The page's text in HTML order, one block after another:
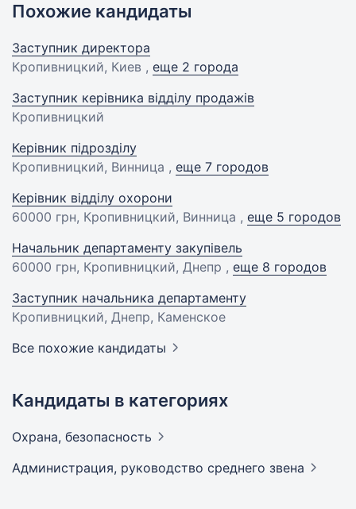
Похожие кандидаты
Заступник директора
Кропивницкий, Киев , еще 2 города
Заступник керівника відділу продажів
Кропивницкий
Керівник підрозділу
Кропивницкий, Винница , еще 7 городов
Керівник відділу охорони
60000 грн, Кропивницкий, Винница , еще 5 городов
Начальник департаменту закупівель
60000 грн, Кропивницкий, Днепр , еще 8 городов
Заступник начальника департаменту
Кропивницкий, Днепр, Каменское
Все похожие кандидаты
Кандидаты в категориях
Охрана, безопасность
Администрация, руководство среднего звена